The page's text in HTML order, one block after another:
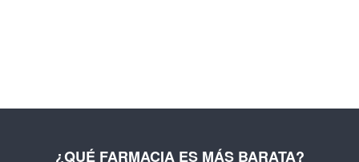
¿QUÉ FARMACIA ES MÁS BARATA?